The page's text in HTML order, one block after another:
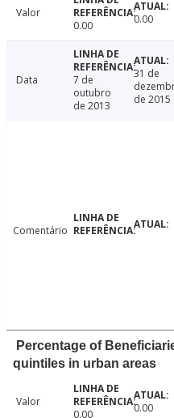
Valor
0.00
0.00
Data
7 de
outubro
de 2013
31 de
de 2015
Comentário
Percentage of
quintiles in urban areas
Valor
0.00
0.00